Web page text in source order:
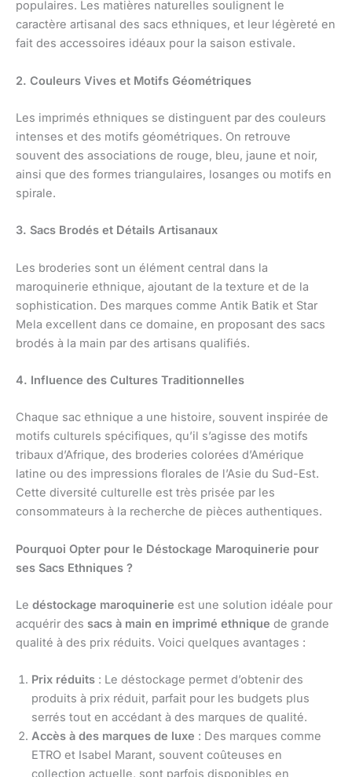
populaires. Les matières naturelles soulignent le
caractère artisanal des sacs ethniques, et leur légèreté en
fait des accessoires idéaux pour la saison estivale.
2. Couleurs Vives et Motifs Géométriques
Les imprimés ethniques se distinguent par des couleurs
intenses et des motifs géométriques. On retrouve
souvent des associations de rouge, bleu, jaune et noir,
ainsi que des formes triangulaires, losanges ou motifs en
spirale.
3. Sacs Brodés et Détails Artisanaux
Les broderies sont un élément central dans la
maroquinerie ethnique, ajoutant de la texture et de la
sophistication. Des marques comme Antik Batik et Star
Mela excellent dans ce domaine, en proposant des sacs
brodés à la main par des artisans qualifiés.
4. Influence des Cultures Traditionnelles
Chaque sac ethnique a une histoire, souvent inspirée de
motifs culturels spécifiques, qu’il s’agisse des motifs
tribaux d’Afrique, des broderies colorées d’Amérique
latine ou des impressions florales de l’Asie du Sud-Est.
Cette diversité culturelle est très prisée par les
consommateurs à la recherche de pièces authentiques.
Pourquoi Opter pour le Déstockage Maroquinerie pour
ses Sacs Ethniques ?
Le déstockage maroquinerie est une solution idéale pour
acquérir des sacs à main en imprimé ethnique de grande
qualité à des prix réduits. Voici quelques avantages :
Prix réduits : Le déstockage permet d’obtenir des
produits à prix réduit, parfait pour les budgets plus
serrés tout en accédant à des marques de qualité.
Accès à des marques de luxe : Des marques comme
ETRO et Isabel Marant, souvent coûteuses en